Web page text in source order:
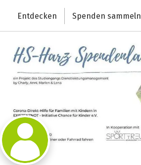
Deutschlands größte Spendenplattform
Entdecken Spenden sammeln